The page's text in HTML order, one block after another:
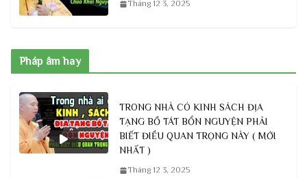
Tháng 12 3, 2025
Pháp âm hay
TRONG NHÀ CÓ KINH SÁCH ĐỊA
TẠNG BỒ TÁT BỔN NGUYỆN PHẢI
BIẾT ĐIỀU QUAN TRỌNG NÀY ( MỚI
NHẤT )
Tháng 12 3, 2025